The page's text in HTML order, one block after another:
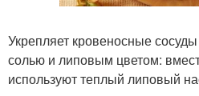
Укрепляет кровеносные
солью и липовым цветом:
используют теплый липовый